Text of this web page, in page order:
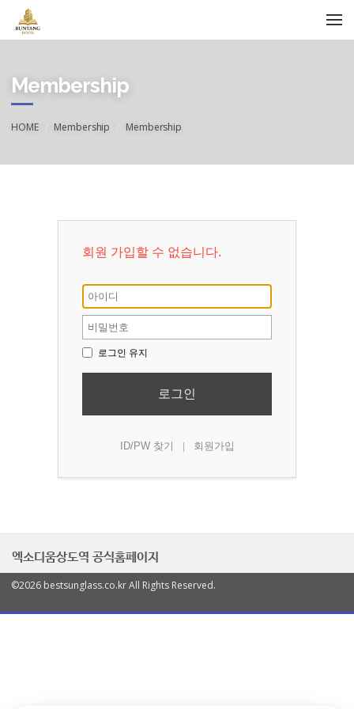
Membership
HOME Membership Membership
회원 가입할 수 없습니다.
로그인 유지
로그인
ID/PW 찾기 회원가입
엑소디움상도역 공식홈페이지
©2026 bestsunglass.co.kr All Rights Reserved.